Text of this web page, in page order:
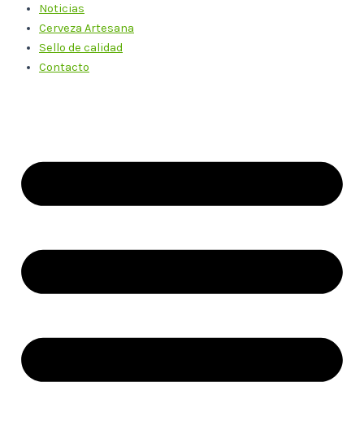
Noticias
Cerveza Artesana
Sello de calidad
Contacto